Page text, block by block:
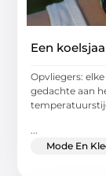
Een
Opvliegers:
gedachte aan
...
Mode En